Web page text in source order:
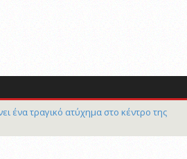
ένα τραγικό ατύχημα στο κέντρο της